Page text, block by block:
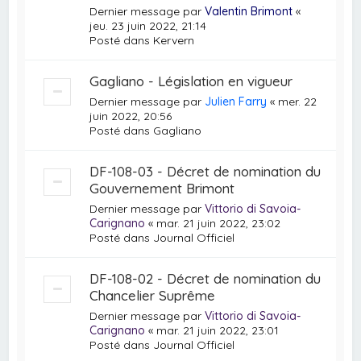
Dernier message parValentin Brimont «
jeu. 23 juin 2022, 21:14
Posté dans Kervern
Gagliano - Législation en vigueur
Dernier message par Julien Farry « mer. 22
juin 2022, 20:56
Posté dans Gagliano
DF-108-03 - Décret de nomination du
Gouvernement Brimont
Dernier message parVittorio di Savoia-
Carignano « mar. 21 juin 2022, 23:02
Posté dans Journal Officiel
DF-108-02 - Décret de nomination du
Chancelier Suprême
Dernier message parVittorio di Savoia-
Carignano « mar. 21 juin 2022, 23:01
Posté dans Journal Officiel